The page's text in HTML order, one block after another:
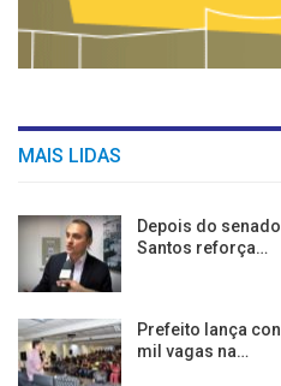
MAIS LIDAS
Depois do
Santos reforça…
Prefeito lança
mil vagas na…